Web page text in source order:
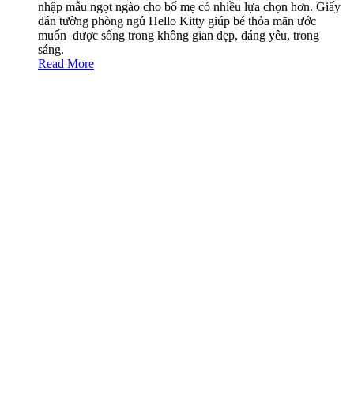
nhập mẫu ngọt ngào cho bố mẹ có nhiều lựa chọn hơn. Giấy
dán tường phòng ngủ Hello Kitty giúp bé thỏa mãn ước
muốn được sống trong không gian đẹp, đáng yêu, trong
sáng.
Read More